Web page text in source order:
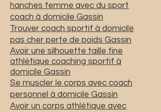
hanches femme avec du sport
coach à domicile Gassin
Trouver coach sportif à domicile
pas cher perte de poids Gassin
Avoir une silhouette taille fine
athlétique coaching sportif à
domicile Gassin
Se muscler le corps avec coach
personnel à domicile Gassin
Avoir un corps athlétique avec